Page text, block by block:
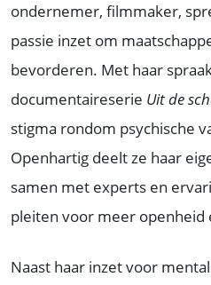
ondernemer, filmmaker,
passie inzet om
bevorderen. Met haar
documentaireserie Uit de
stigma rondom psychische
Openhartig deelt ze haar
samen met experts en
pleiten voor meer openheid
Naast haar inzet voor